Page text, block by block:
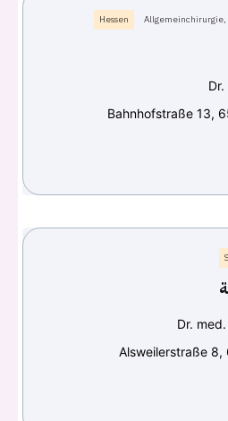
Allgemeinchirurgie,
Hessen
Bahnhofstraße 13,
Dr.
Alsweilerstraße